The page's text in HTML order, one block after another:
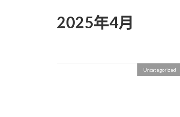
2025年4月
Uncategorized